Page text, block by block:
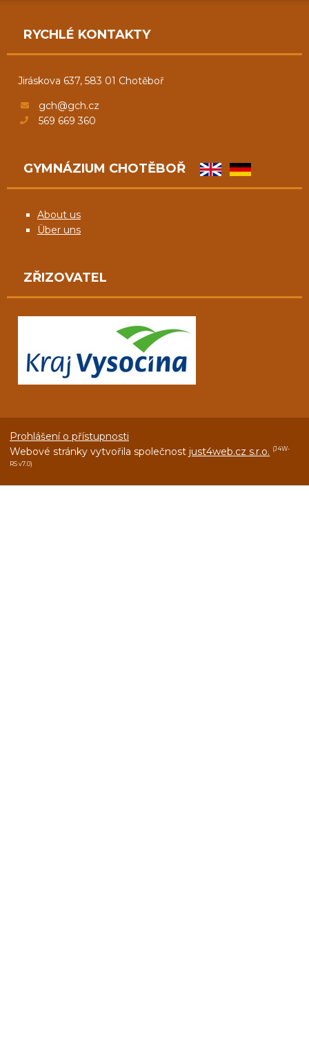
RYCHLÉ KONTAKTY
Jiráskova 637, 583 01 Chotěboř
gch@gch.cz
569 669 360
GYMNÁZIUM CHOTĚBOŘ
About us
Über uns
ZŘIZOVATEL
Prohlášení o přístupnosti
Webové stránky vytvořila společnost just4web.cz s.r.o. (J4W-
RS v7.0)